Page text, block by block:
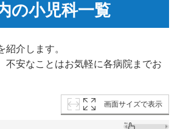
の小児科一覧
紹介します。
不安なことはお気軽に各病院までお
画面サイズで表示